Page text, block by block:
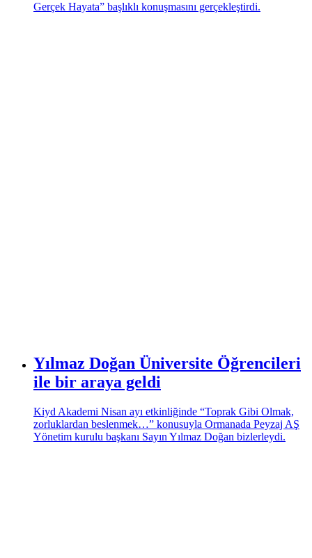
Gerçek Hayata” başlıklı konuşmasını gerçekleştirdi.
Yılmaz Doğan Üniversite Öğrencileri
ile bir araya geldi
Kiyd Akademi Nisan ayı etkinliğinde “Toprak Gibi Olmak,
zorluklardan beslenmek…” konusuyla Ormanada Peyzaj AŞ
Yönetim kurulu başkanı Sayın Yılmaz Doğan bizlerleydi.